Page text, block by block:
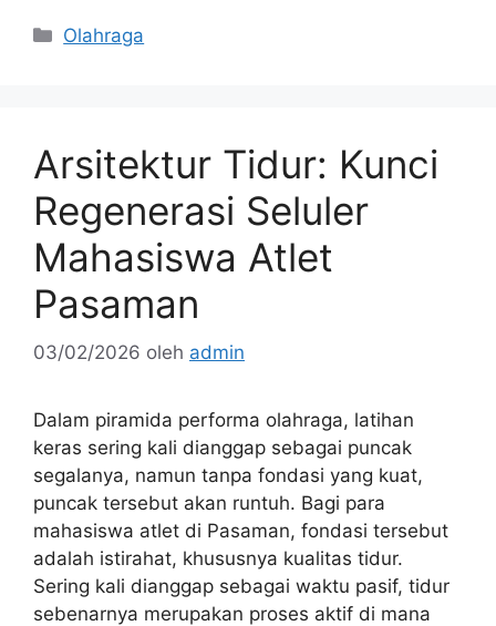
Kategori
Olahraga
Arsitektur Tidur: Kunci
Regenerasi Seluler
Mahasiswa Atlet
Pasaman
03/02/2026 oleh admin
Dalam piramida performa olahraga, latihan
keras sering kali dianggap sebagai puncak
segalanya, namun tanpa fondasi yang kuat,
puncak tersebut akan runtuh. Bagi para
mahasiswa atlet di Pasaman, fondasi tersebut
adalah istirahat, khususnya kualitas tidur.
Sering kali dianggap sebagai waktu pasif, tidur
sebenarnya merupakan proses aktif di mana